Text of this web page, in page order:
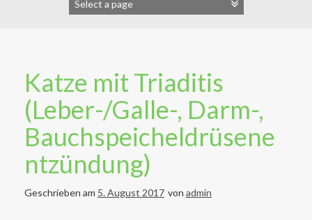
Katze mit Triaditis
(Leber-/Galle-, Darm-,
Bauchspeicheldrüsene
ntzündung)
Geschrieben am 5. August 2017 von admin